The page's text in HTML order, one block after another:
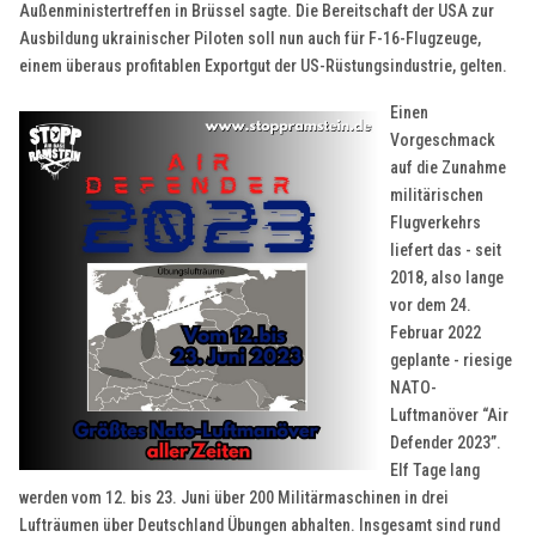
Außenministertreffen in Brüssel sagte. Die Bereitschaft der USA zur
Ausbildung ukrainischer Piloten soll nun auch für F-16-Flugzeuge,
einem überaus profitablen Exportgut der US-Rüstungsindustrie, gelten.
Einen
Vorgeschmack
auf die Zunahme
militärischen
Flugverkehrs
liefert das - seit
2018, also lange
vor dem 24.
Februar 2022
geplante - riesige
NATO-
Luftmanöver “Air
Defender 2023”.
Elf Tage lang
werden vom 12. bis 23. Juni über 200 Militärmaschinen in drei
Lufträumen über Deutschland Übungen abhalten. Insgesamt sind rund